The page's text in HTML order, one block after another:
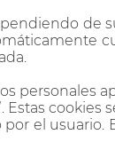
de
personales
Estas
el usuario.